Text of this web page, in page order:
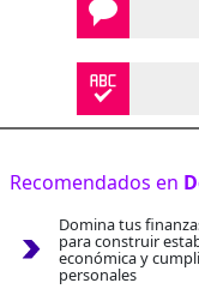
Recomendados en
Domina tus
para construir
económica y
personales